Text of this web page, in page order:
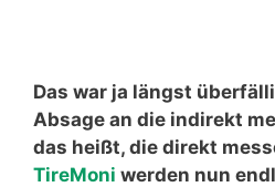
Das war ja längst
Absage an die indirekt
das heißt, die direkt
TireMoni werden nun